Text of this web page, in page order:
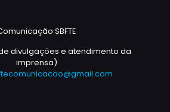
SBFTE
divulgações e atendimento da
imprensa)